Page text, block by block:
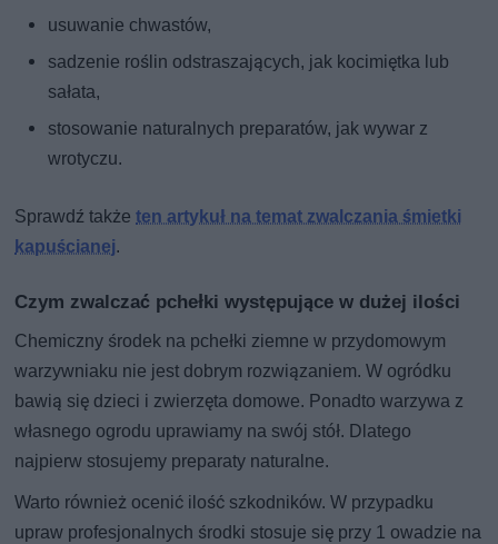
usuwanie chwastów,
sadzenie roślin odstraszających, jak kocimiętka lub
sałata,
stosowanie naturalnych preparatów, jak wywar z
wrotyczu.
Sprawdź takżeten artykuł na temat zwalczania śmietki
kapuścianej.
Czym zwalczać pchełki występujące w dużej ilości
Chemiczny środek na pchełki ziemne w przydomowym
warzywniaku nie jest dobrym rozwiązaniem. W ogródku
bawią się dzieci i zwierzęta domowe. Ponadto warzywa z
własnego ogrodu uprawiamy na swój stół. Dlatego
najpierw stosujemy preparaty naturalne.
Warto również ocenić ilość szkodników. W przypadku
upraw profesjonalnych środki stosuje się przy 1 owadzie na